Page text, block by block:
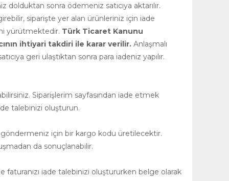
dolduktan sonra ödemeniz satıcıya aktarılır.
siparişte yer alan ürünleriniz için iade
yürütmektedir. Türk Ticaret Kanunu
ihtiyari takdiri ile karar verilir. Anlaşmalı
geri ulaştıktan sonra para iadeniz yapılır.
Siparişlerim sayfasından iade etmek
talebinizi oluşturun.
için bir kargo kodu üretilecektir.
da sonuçlanabilir.
faturanızı iade talebinizi oluştururken belge olarak